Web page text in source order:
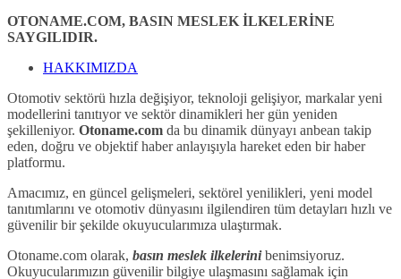
OTONAME.COM, BASIN MESLEK İLKELERİNE
SAYGILIDIR.
HAKKIMIZDA
Otomotiv sektörü hızla değişiyor, teknoloji gelişiyor, markalar yeni
modellerini tanıtıyor ve sektör dinamikleri her gün yeniden
şekilleniyor. Otoname.com da bu dinamik dünyayı anbean takip
eden, doğru ve objektif haber anlayışıyla hareket eden bir haber
platformu.
Amacımız, en güncel gelişmeleri, sektörel yenilikleri, yeni model
tanıtımlarını ve otomotiv dünyasını ilgilendiren tüm detayları hızlı ve
güvenilir bir şekilde okuyucularımıza ulaştırmak.
Otoname.com olarak, basın meslek ilkelerinibenimsiyoruz.
Okuyucularımızın güvenilir bilgiye ulaşmasını sağlamak için